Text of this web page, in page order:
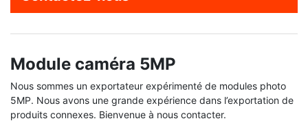
Module caméra 5MP
Nous sommes un exportateur expérimenté de modules photo
5MP. Nous avons une grande expérience dans l’exportation de
produits connexes. Bienvenue à nous contacter.